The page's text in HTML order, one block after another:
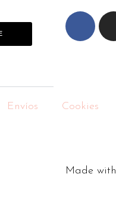
Envíos Cookies
Made with